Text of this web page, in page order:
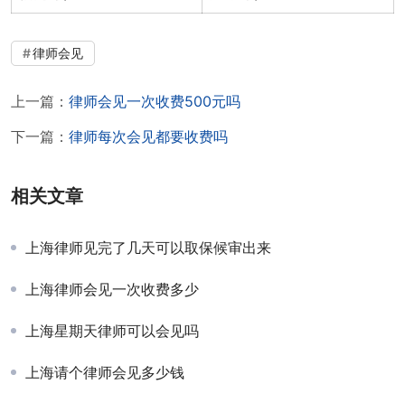
律师会见
上一篇： 律师会见一次收费500元吗
下一篇： 律师每次会见都要收费吗
相关文章
上海律师见完了几天可以取保候审出来
上海律师会见一次收费多少
上海星期天律师可以会见吗
上海请个律师会见多少钱